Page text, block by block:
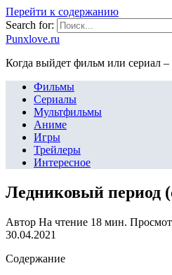
Перейти к содержанию
Search for:
Punxlove.ru
Когда выйдет фильм или сериал
Фильмы
Сериалы
Мультфильмы
Аниме
Игры
Трейлеры
Интересное
Ледниковый период
Автор На чтение 18 мин.
30.04.2021
Содержание